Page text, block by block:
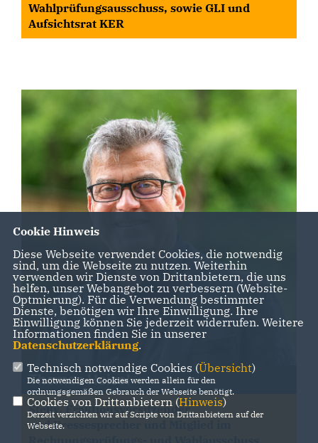
Wahlprüfungsausschuss, sowie GLI und
Aufsichtsrat KER
Thomas Heisel
Stellv. Fraktionsvorsitzender
und Pressesprecher und Mitglied im
Cookie Hinweis
Diese Webseite verwendet Cookies, die notwendig
sind, um die Webseite zu nutzen. Weiterhin
verwenden wir Dienste von Drittanbietern, die uns
helfen, unser Webangebot zu verbessern (Website-
Optmierung). Für die Verwendung bestimmter
Dienste, benötigen wir Ihre Einwilligung. Ihre
Einwilligung können Sie jederzeit widerrufen. Weitere
Informationen finden Sie in unserer
Datenschutzerklärung.
Technisch notwendige Cookies (Übersicht)
Die notwendigen Cookies werden allein für den
ordnungsgemäßen Gebrauch der Webseite benötigt.
Cookies von Drittanbietern (Hinweis)
Derzeit verzichten wir auf Scripte von Drittanbietern auf der
Webseite.